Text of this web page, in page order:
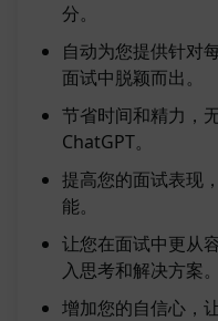
分。
自动为您提供针对
面试中脱颖而出。
节省时间和精力，
ChatGPT。
提高您的面试表现
能。
让您在面试中更从
入思考和解决方案。
增加您的自信心，